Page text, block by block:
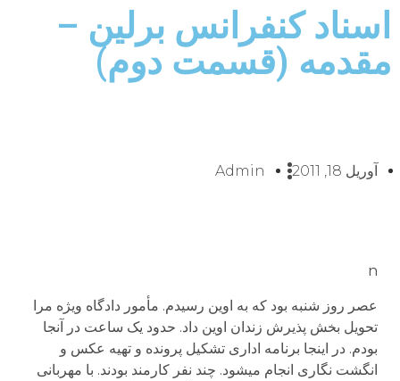
اسناد کنفرانس برلین –
مقدمه (قسمت دوم)
آوریل 18, 2011 Admin
n
عصر روز شنبه بود که به اوین رسیدم. مأمور دادگاه ویژه مرا
تحویل بخش پذیرش زندان اوین داد. حدود یک ساعت در آنجا
بودم. در اینجا برنامه اداری تشکیل پرونده و تهیه عکس و
انگشت نگاری انجام می­شود. چند نفر کارمند بودند. با مهربانی